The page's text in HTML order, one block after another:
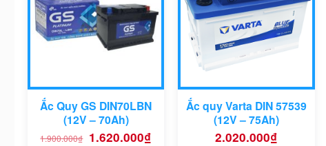
Ắc Quy GS DIN70LBN
(12V – 70Ah)
1.900.000₫ Giá
1.620.000₫
Ắc quy Varta DIN 57539
(12V – 75Ah)
2.020.000₫